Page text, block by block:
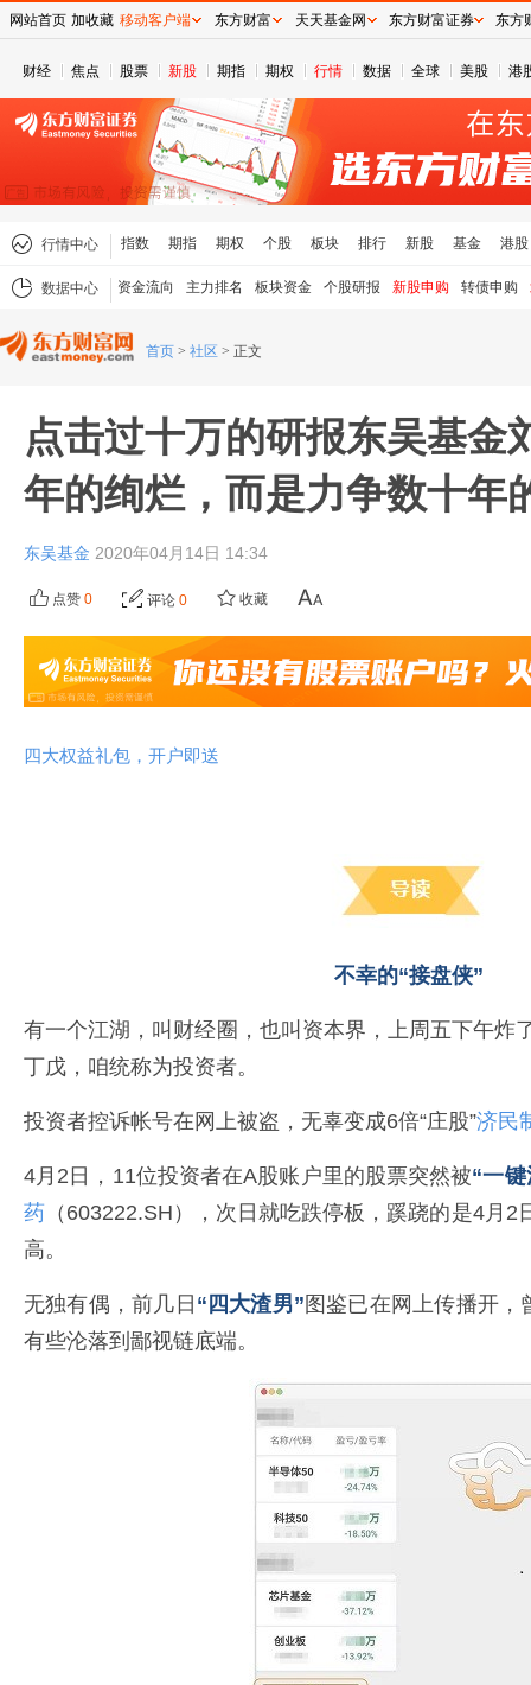
财经 焦点 股票 新股 期指 期权 行情 数据 全球 美股 港
行情中心 指数 期指 期权 个股 板块 排行 新股 基金 港股
数据中心 资金流向 主力排名 板块资金 个股研报 新股申购 转债申购
首页 > 社区 > 正文
点击过十万的研报东吴基金
年的绚烂，而是力争数十年
东吴基金 2020年04月14日 14:34
点赞 0 评论 0 收藏
四大权益礼包，开户即送
不幸的“接盘侠”
有一个江湖，叫财经圈，也叫资本界，上周五下午炸
丁戊，咱统称为投资者。
投资者控诉帐号在网上被盗，无辜变成6倍“庄股”济民
4月2日，11位投资者在A股账户里的股票突然被“一
药 （603222.SH），次日就吃跌停板，蹊跷的是4月
高。
无独有偶，前几日 “四大渣男” 图鉴已在网上传播开，
有些沦落到鄙视链底端。
网站首页 加收藏 移动客户端 东方财富 天天基金网 东方财富证券 东方